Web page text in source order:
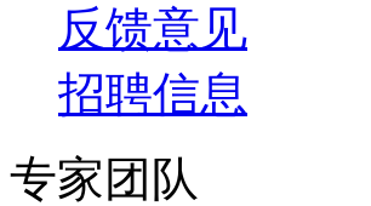
反馈意见
招聘信息
专家团队